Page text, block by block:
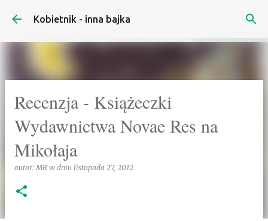
Przejdź do głównej zawartości
Kobietnik - inna bajka
Recenzja - Książeczki
Wydawnictwa Novae Res na
Mikołaja
autor: MR w dniu listopada 27, 2012